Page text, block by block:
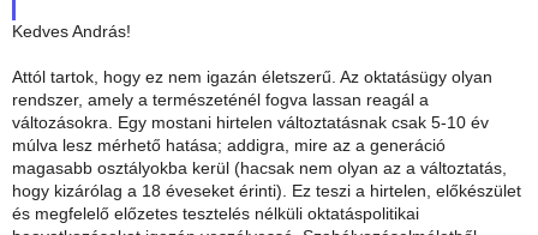
Kedves András!
Attól tartok, hogy ez nem igazán életszerű. Az oktatásügy olyan
rendszer, amely a természeténél fogva lassan reagál a
változásokra. Egy mostani hirtelen változtatásnak csak 5-10 év
múlva lesz mérhető hatása; addigra, mire az a generáció
magasabb osztályokba kerül (hacsak nem olyan az a változtatás,
hogy kizárólag a 18 éveseket érinti). Ez teszi a hirtelen, előkészület
és megfelelő előzetes tesztelés nélküli oktatáspolitikai